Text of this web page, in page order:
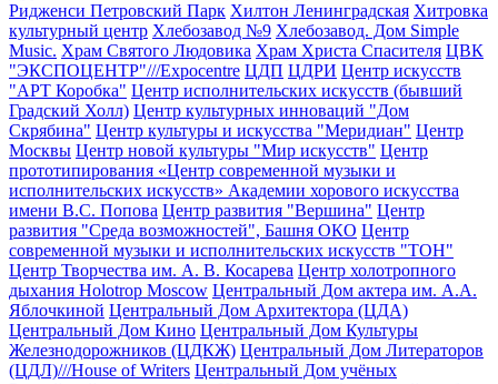
Ридженси Петровский Парк Хилтон Ленинградская Хитровка
культурный центр Хлебозавод №9 Хлебозавод. Дом Simple
Music. Храм Святого Людовика Храм Христа Спасителя ЦВК
"ЭКСПОЦЕНТР"///Expocentre ЦДП ЦДРИ Центр искусств
"АРТ Коробка" Центр исполнительских искусств (бывший
Градский Холл) Центр культурных инноваций "Дом
Скрябина" Центр культуры и искусства "Меридиан" Центр
Москвы Центр новой культуры "Мир искусств" Центр
прототипирования «Центр современной музыки и
исполнительских искусств» Академии хорового искусства
имени В.С. Попова Центр развития "Вершина" Центр
развития "Среда возможностей", Башня ОКО Центр
современной музыки и исполнительских искусств "ТОН"
Центр Творчества им. А. В. Косарева Центр холотропного
дыхания Holotrop Moscow Центральный Дом актера им. А.А.
Яблочкиной Центральный Дом Архитектора (ЦДА)
Центральный Дом Кино Центральный Дом Культуры
Железнодорожников (ЦДКЖ) Центральный Дом Литераторов
(ЦДЛ)///House of Writers Центральный Дом учёных